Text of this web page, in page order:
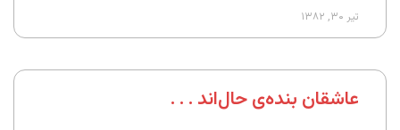
تیر ۳۰, ۱۳۸۲
عاشقان بنده‌ی حال‌اند . . .